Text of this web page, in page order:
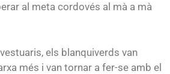
al meta cordovés al mà a mà
els blanquiverds van
més i van tornar a fer-se amb el